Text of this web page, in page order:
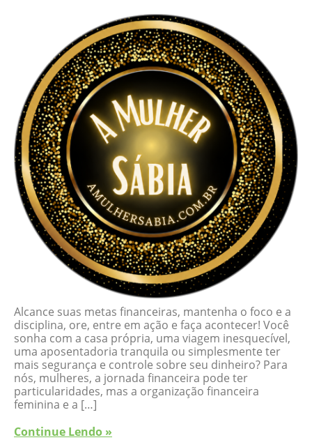
Alcance suas metas financeiras, mantenha o foco e a
disciplina, ore, entre em ação e faça acontecer! Você
sonha com a casa própria, uma viagem inesquecível,
uma aposentadoria tranquila ou simplesmente ter
mais segurança e controle sobre seu dinheiro? Para
nós, mulheres, a jornada financeira pode ter
particularidades, mas a organização financeira
feminina e a […]
Continue Lendo »